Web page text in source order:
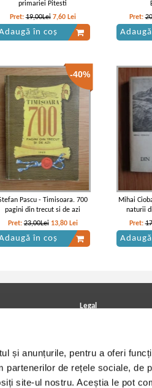
și anunțurile, pentru a oferi
partenerilor de rețele sociale, de
site-ul nostru. Aceștia le pot
primariei Pitesti
Pret:19,00Lei 7,60 Lei
în coș
Pret:
-40%
Pascu - Timisoara. 700
pagini din trecut si de azi
Pret:23,00Lei 13,80 Lei
în coș
Mihai
naturii
Pret:
Legal
Termeni si conditii
Utilizare cookie-uri